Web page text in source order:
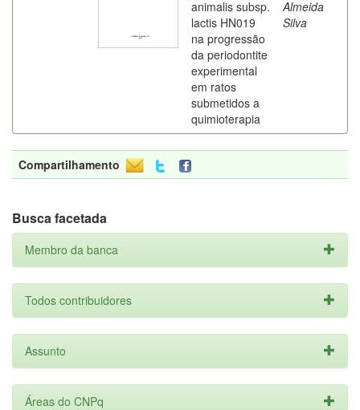
animalis subsp.
lactis HN019
na progressão
da periodontite
experimental
em ratos
submetidos a
quimioterapia
Almeida
Silva
Compartilhamento
Busca facetada
Membro da banca
Todos contribuidores
Assunto
Áreas do CNPq